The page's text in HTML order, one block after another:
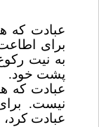
عبادت که
برای
به نیت
پشت خود.
عبادت که
نیست.
عبادت